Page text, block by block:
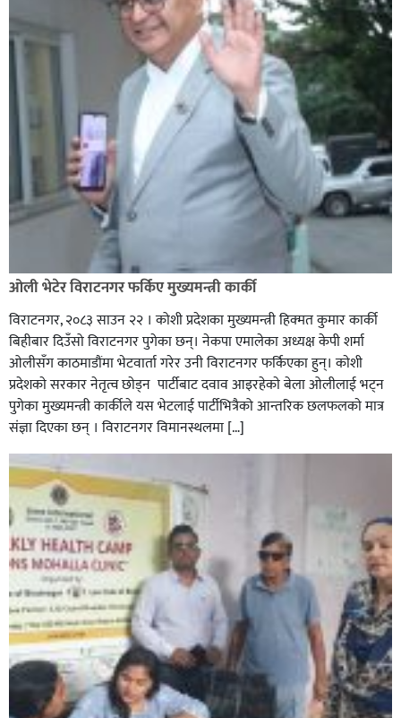
ओली भेटेर विराटनगर फर्किए मुख्यमन्त्री कार्की
विराटनगर, २०८३ साउन २२ । कोशी प्रदेशका मुख्यमन्त्री हिक्मत कुमार कार्की
बिहीबार दिउँसो विराटनगर पुगेका छन्। नेकपा एमालेका अध्यक्ष केपी शर्मा
ओलीसँग काठमाडौंमा भेटवार्ता गरेर उनी विराटनगर फर्किएका हुन्। काेशी
प्रदेशकाे सरकार नेतृत्व छाेड्न पार्टीबाट दवाव आइरहेकाे बेला ओलीलाई भट्न
पुगेका मुख्यमन्त्री कार्कीले यस भेटलाई पार्टीभित्रैको आन्तरिक छलफलकाे मात्र
संज्ञा दिएका छन् । विराटनगर विमानस्थलमा […]